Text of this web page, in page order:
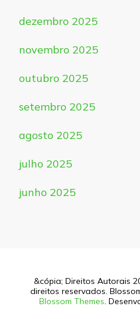
dezembro 2025
novembro 2025
outubro 2025
setembro 2025
agosto 2025
julho 2025
junho 2025
&cópia; Direitos Autorais
direitos reservados.
Blossom Themes.